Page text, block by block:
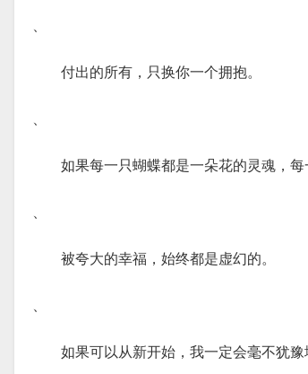
、
付出的所有，只换你一个拥抱。
、
如果每一只蝴蝶都是一朵花的灵魂，
、
被夸大的幸福，始终都是虚幻的。
、
如果可以从新开始，我一定会毫不犹豫